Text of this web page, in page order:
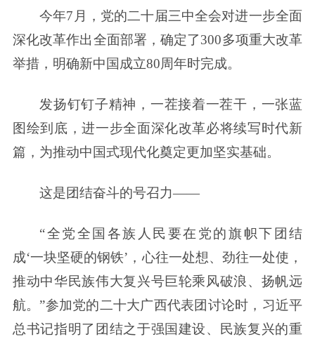
今年7月，党的二十届三中全会对进一步全面
深化改革作出全面部署，确定了300多项重大改革
举措，明确新中国成立80周年时完成。
发扬钉钉子精神，一茬接着一茬干，一张蓝
图绘到底，进一步全面深化改革必将续写时代新
篇，为推动中国式现代化奠定更加坚实基础。
这是团结奋斗的号召力——
“全党全国各族人民要在党的旗帜下团结
成‘一块坚硬的钢铁’，心往一处想、劲往一处使，
推动中华民族伟大复兴号巨轮乘风破浪、扬帆远
航。”参加党的二十大广西代表团讨论时，习近平
总书记指明了团结之于强国建设、民族复兴的重